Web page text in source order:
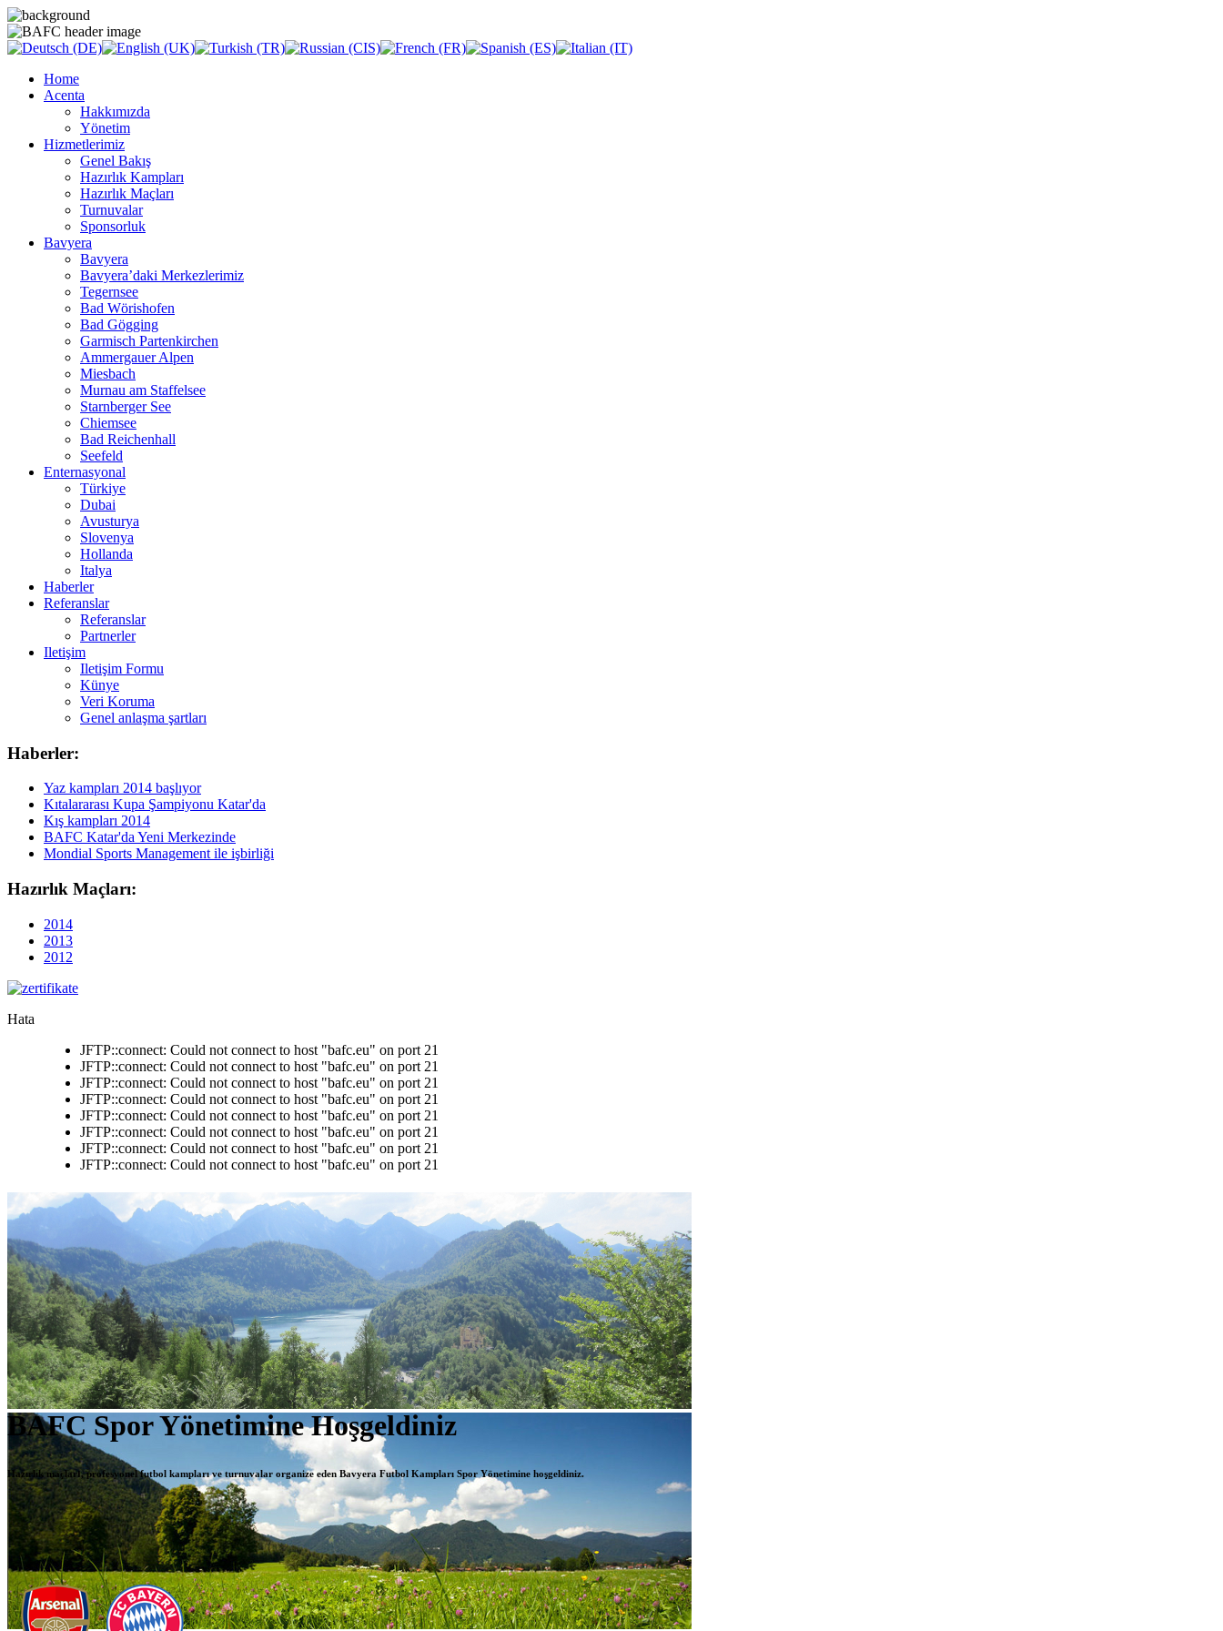
Home
Acenta
Hakkımızda
Yönetim
Hizmetlerimiz
Genel Bakış
Hazırlık Kampları
Hazırlık Maçları
Turnuvalar
Sponsorluk
Bavyera
Bavyera
Bavyera’daki Merkezlerimiz
Tegernsee
Bad Wörishofen
Bad Gögging
Garmisch Partenkirchen
Ammergauer Alpen
Miesbach
Murnau am Staffelsee
Starnberger See
Chiemsee
Bad Reichenhall
Seefeld
Enternasyonal
Türkiye
Dubai
Avusturya
Slovenya
Hollanda
Italya
Haberler
Referanslar
Referanslar
Partnerler
Iletişim
Iletişim Formu
Künye
Veri Koruma
Genel anlaşma şartları
Haberler:
Yaz kampları 2014 başlıyor
Kıtalararası Kupa Şampiyonu Katar'da
Kış kampları 2014
BAFC Katar'da Yeni Merkezinde
Mondial Sports Management ile işbirliği
Hazırlık Maçları:
2014
2013
2012
Hata
JFTP::connect: Could not connect to host "bafc.eu" on port 21
JFTP::connect: Could not connect to host "bafc.eu" on port 21
JFTP::connect: Could not connect to host "bafc.eu" on port 21
JFTP::connect: Could not connect to host "bafc.eu" on port 21
JFTP::connect: Could not connect to host "bafc.eu" on port 21
JFTP::connect: Could not connect to host "bafc.eu" on port 21
JFTP::connect: Could not connect to host "bafc.eu" on port 21
JFTP::connect: Could not connect to host "bafc.eu" on port 21
BAFC Spor Yönetimine Hoşgeldiniz
Hazırlık maçları, profesyonel futbol kampları ve turnuvalar organize eden Bavyera Futbol Kampları Spor Yönetimine hoşgeldiniz.